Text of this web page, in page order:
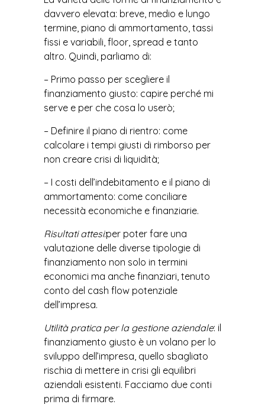
davvero elevata: breve, medio e lungo
termine, piano di ammortamento, tassi
fissi e variabili, floor, spread e tanto
altro. Quindi, parliamo di:
– Primo passo per scegliere il
finanziamento giusto: capire perché mi
serve e per che cosa lo userò;
– Definire il piano di rientro: come
calcolare i tempi giusti di rimborso per
non creare crisi di liquidità;
– I costi dell’indebitamento e il piano di
ammortamento: come conciliare
necessità economiche e finanziarie.
Risultati attesi:per poter fare una
valutazione delle diverse tipologie di
finanziamento non solo in termini
economici ma anche finanziari, tenuto
conto del cash flow potenziale
dell’impresa.
Utilità pratica per la gestione aziendale: il
finanziamento giusto è un volano per lo
sviluppo dell’impresa, quello sbagliato
rischia di mettere in crisi gli equilibri
aziendali esistenti. Facciamo due conti
prima di firmare.